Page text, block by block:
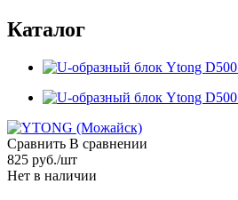
Каталог
Сравнить В сравнении
825 руб./шт
Нет в наличии